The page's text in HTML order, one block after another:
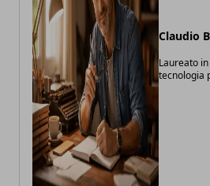
Claudio
Laureato
tecnologia